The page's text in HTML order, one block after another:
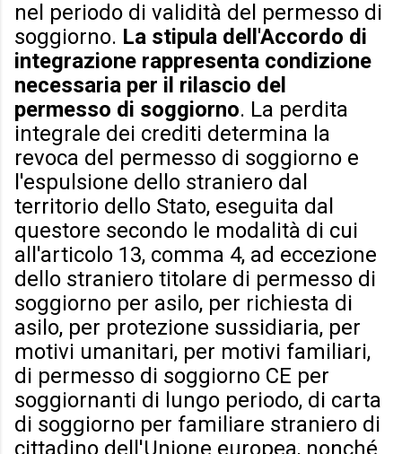
nel periodo di validità del permesso di
soggiorno. La stipula dell'Accordo di
integrazione rappresenta condizione
necessaria per il rilascio del
permesso di soggiorno. La perdita
integrale dei crediti determina la
revoca del permesso di soggiorno e
l'espulsione dello straniero dal
territorio dello Stato, eseguita dal
questore secondo le modalità di cui
all'articolo 13, comma 4, ad eccezione
dello straniero titolare di permesso di
soggiorno per asilo, per richiesta di
asilo, per protezione sussidiaria, per
motivi umanitari, per motivi familiari,
di permesso di soggiorno CE per
soggiornanti di lungo periodo, di carta
di soggiorno per familiare straniero di